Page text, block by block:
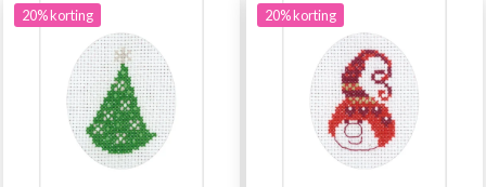
20% korting 20% korting